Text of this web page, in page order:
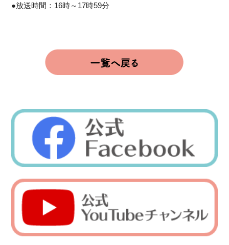
●放送時間：16時～17時59分